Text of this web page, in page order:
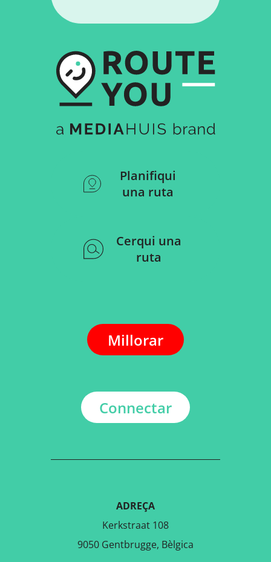
Planifiqui
una ruta
Cerqui una
ruta
Millorar
Connectar
ADREÇA
Kerkstraat 108
9050 Gentbrugge, Bèlgica